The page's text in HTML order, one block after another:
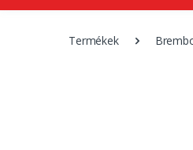
Termékek